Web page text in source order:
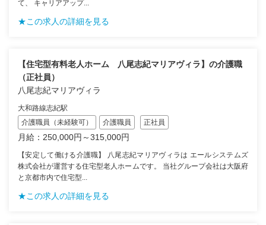
て、 キャリアアップ...
★この求人の詳細を見る
【住宅型有料老人ホーム 八尾志紀マリアヴィラ】の介護職
（正社員）
八尾志紀マリアヴィラ
大和路線志紀駅
介護職員（未経験可）
介護職員 正社員
月給：250,000円～315,000円
【安定して働ける介護職】 八尾志紀マリアヴィラは エールシステムズ
株式会社が運営する住宅型老人ホームです。 当社グループ会社は大阪府
と京都市内で住宅型...
★この求人の詳細を見る